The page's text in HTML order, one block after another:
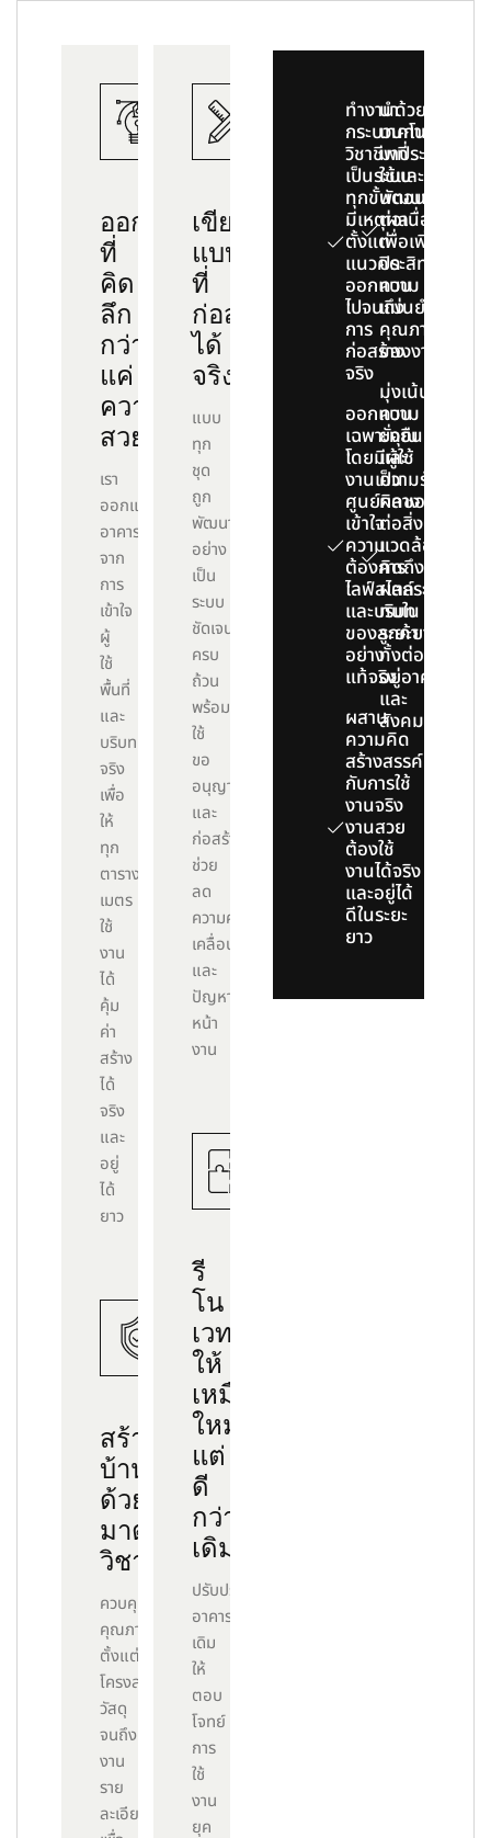
ออกแบบ
ที่
คิด
ลึก
กว่า
แค่
ความ
สวย
เรา
ออกแบบ
อาคาร
จาก
การ
เข้าใจ
ผู้
ใช้
พื้นที่
และ
บริบท
จริง
เพื่อ
ให้
ทุก
ตาราง
เมตร
ใช้
งาน
ได้
คุ้ม
ค่า
สร้าง
ได้
จริง
และ
อยู่
ได้
ยาว
สร้าง
บ้าน
ด้วย
มาตรฐาน
วิชาชีพ
ควบคุม
คุณภาพ
ตั้งแต่
โครงสร้าง
วัสดุ
จนถึง
งาน
ราย
ละเอียด
เขียน
แบบ
ที่
ก่อสร้าง
ได้
จริง
แบบ
ทุก
ชุด
ถูก
พัฒนา
อย่าง
เป็น
ระบบ
ชัดเจน
ครบ
ถ้วน
พร้อม
ใช้
ขอ
อนุญาต
และ
ก่อสร้าง
ช่วย
ลด
ความคลาด
เคลื่อน
และ
ปัญหา
หน้า
งาน
รี
โน
เวท
ให้
เหมือน
ใหม่…
แต่
ดี
กว่า
เดิม
ปรับปรุง
อาคาร
เดิม
ให้
ตอบ
โจทย์
การ
ใช้
งาน
ยุค
ทำงานด้วย
กระบวนการ
วิชาชีพที่
เป็นระบบ
ทุกขั้นตอน
มีเหตุผล
ตั้งแต่
แนวคิด
ออกแบบ
ไปจนถึง
การ
ก่อสร้าง
จริง
ออกแบบ
เฉพาะคุณ
โดยมีผู้ใช้
งานเป็น
ศูนย์กลาง
เข้าใจ
ความ
ต้องการ
ไลฟ์สไตล์
และบริบท
ของลูกค้า
อย่าง
แท้จริง
ผสาน
ความคิด
สร้างสรรค์
กับการใช้
งานจริง
งานสวย
ต้องใช้
งานได้จริง
และอยู่ได้
ดีในระยะ
ยาว
นำ
เทคโนโลยี
มาประยุกต์
ใช้และ
พัฒนาอย่าง
ต่อเนื่อง
เพื่อเพิ่ม
ประสิทธิภาพ
ความ
แม่นยำ และ
คุณภาพ
ของงาน
มุ่งเน้น
ความ
ยั่งยืน
และ
ความรับ
ผิดชอบ
ต่อสิ่ง
แวดล้อม
คิดถึง
ผลกระ
ทบใน
ระยะยาว
ทั้งต่อผู้
อยู่อาศัย
และ
สังคม